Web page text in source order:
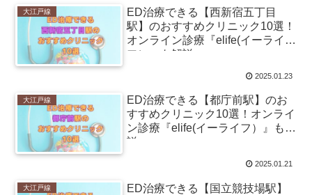
大江戸線
ED治療できる【西新宿五丁目
駅】のおすすめクリニック10選！
オンライン診療『elife(イーライ
フ）』も解説
2025.01.23
大江戸線
ED治療できる【都庁前駅】のお
すすめクリニック10選！オンライ
ン診療『elife(イーライフ）』も解
説
2025.01.21
大江戸線
ED治療できる【国立競技場駅】